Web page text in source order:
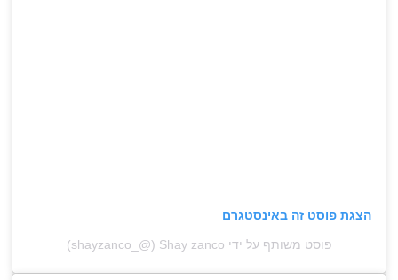
הצגת פוסט זה באינסטגרם
פוסט משותף על ידי ‏‎Shay zanco‎‏ (@‏‎shayzanco_‎‏)